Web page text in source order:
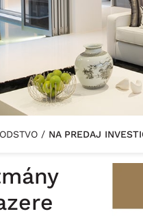
/ NA PREDAJ